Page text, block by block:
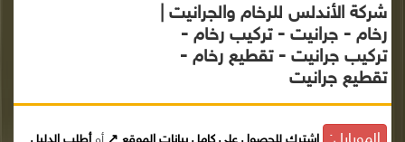
شركة الأندلس للرخام والجرانيت |
رخام - جرانيت - تركيب رخام -
تركيب جرانيت - تقطيع رخام -
تقطيع جرانيت